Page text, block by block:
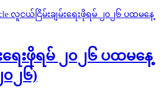
ရေးဖိုရမ် ၂၀၂၆ ပထမနေ့
၀၂၆)